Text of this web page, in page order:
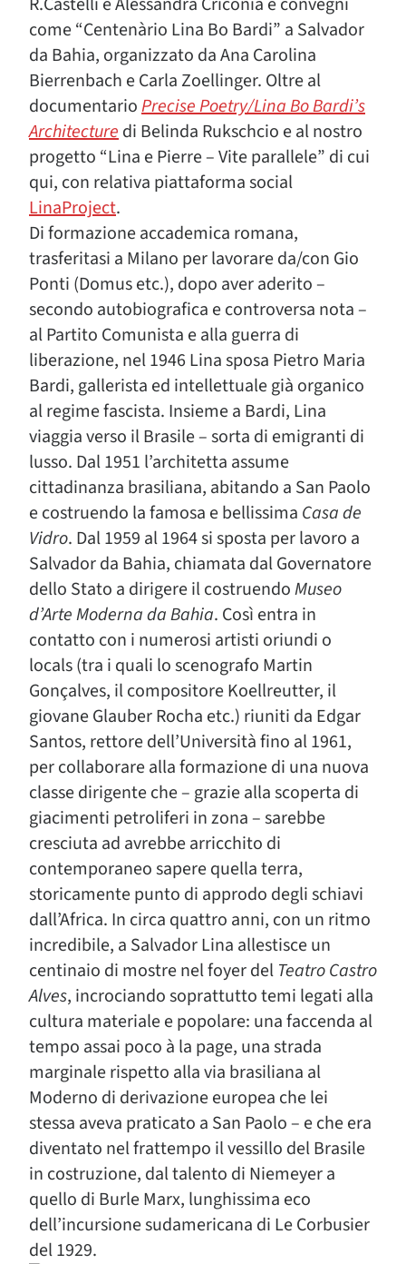
come “Centenàrio Lina Bo Bardi” a Salvador
da Bahia, organizzato da Ana Carolina
Bierrenbach e Carla Zoellinger. Oltre al
documentarioPrecise Poetry/Lina Bo Bardi’s
Architecturedi Belinda Rukschcio e al nostro
progetto “Lina e Pierre – Vite parallele” di cui
qui, con relativa piattaforma social
LinaProject.
Di formazione accademica romana,
trasferitasi a Milano per lavorare da/con Gio
Ponti (Domus etc.), dopo aver aderito –
secondo autobiografica e controversa nota –
al Partito Comunista e alla guerra di
liberazione, nel 1946 Lina sposa Pietro Maria
Bardi, gallerista ed intellettuale già organico
al regime fascista. Insieme a Bardi, Lina
viaggia verso il Brasile – sorta di emigranti di
lusso. Dal 1951 l’architetta assume
cittadinanza brasiliana, abitando a San Paolo
e costruendo la famosa e bellissima Casa de
Vidro. Dal 1959 al 1964 si sposta per lavoro a
Salvador da Bahia, chiamata dal Governatore
dello Stato a dirigere il costruendoMuseo
d’Arte Moderna da Bahia. Così entra in
contatto con i numerosi artisti oriundi o
locals (tra i quali lo scenografo Martin
Gonçalves, il compositore Koellreutter, il
giovane Glauber Rocha etc.) riuniti da Edgar
Santos, rettore dell’Università fino al 1961,
per collaborare alla formazione di una nuova
classe dirigente che – grazie alla scoperta di
giacimenti petroliferi in zona – sarebbe
cresciuta ad avrebbe arricchito di
contemporaneo sapere quella terra,
storicamente punto di approdo degli schiavi
dall’Africa. In circa quattro anni, con un ritmo
incredibile, a Salvador Lina allestisce un
centinaio di mostre nel foyer del Teatro Castro
Alves, incrociando soprattutto temi legati alla
cultura materiale e popolare: una faccenda al
tempo assai poco à la page, una strada
marginale rispetto alla via brasiliana al
Moderno di derivazione europea che lei
stessa aveva praticato a San Paolo – e che era
diventato nel frattempo il vessillo del Brasile
in costruzione, dal talento di Niemeyer a
quello di Burle Marx, lunghissima eco
dell’incursione sudamericana di Le Corbusier
del 1929.